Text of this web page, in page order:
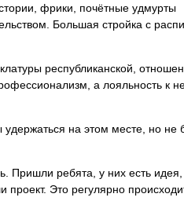
фрики, почётные удмурты
Большая стройка с
республиканской,
а лояльность к
удержаться на этом месте, но не
Пришли ребята, у них есть
проект. Это регулярно